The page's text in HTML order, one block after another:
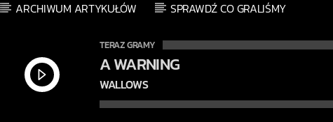
ARCHIWUM ARTYKUŁÓW SPRAWDŹ CO GRALIŚMY
TERAZ GRAMY
A WARNING
WALLOWS